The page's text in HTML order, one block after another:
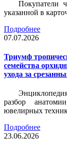
Покупатели
указанной в
Подробнее
07.07.2026
Триумф
семейства
ухода за
разбор
ювелирных техник
Подробнее
23.06.2026